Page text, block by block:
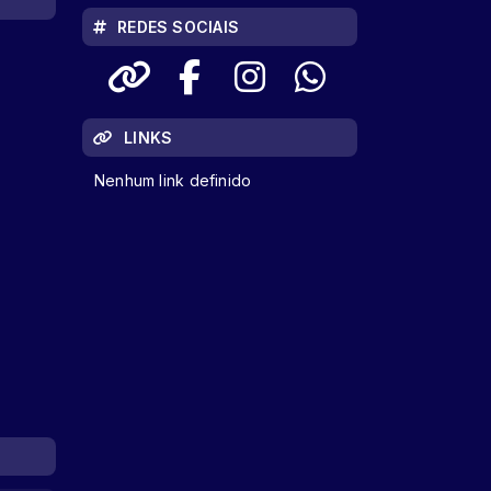
REDES SOCIAIS
LINKS
Nenhum link definido